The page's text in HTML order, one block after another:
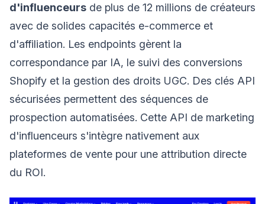
d'influenceurs de plus de 12 millions de créateurs
avec de solides capacités e-commerce et
d'affiliation. Les endpoints gèrent la
correspondance par IA, le suivi des conversions
Shopify et la gestion des droits UGC. Des clés API
sécurisées permettent des séquences de
prospection automatisées. Cette API de marketing
d'influenceurs s'intègre nativement aux
plateformes de vente pour une attribution directe
du ROI.